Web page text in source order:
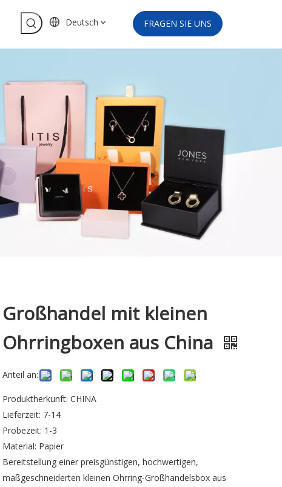
Deutsch FRAGEN SIE UNS
Großhandel mit kleinen
Ohrringboxen aus China
Anteil an:
Produktherkunft: CHINA
Lieferzeit: 7-14
Probezeit: 1-3
Material: Papier
Bereitstellung einer preisgünstigen, hochwertigen,
maßgeschneiderten kleinen Ohrring-Großhandelsbox aus